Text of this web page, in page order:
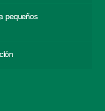
pequeños